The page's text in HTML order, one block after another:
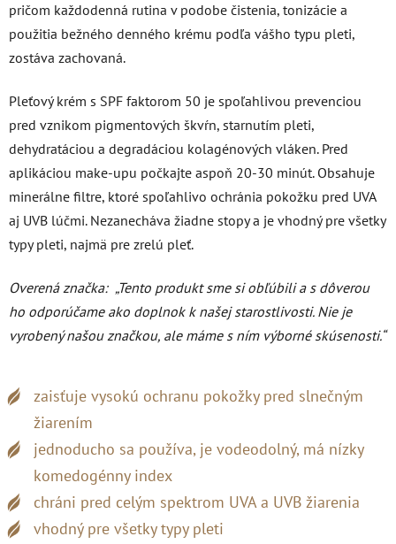
pričom každodenná rutina v podobe čistenia, tonizácie a
použitia bežného denného krému podľa vášho typu pleti,
zostáva zachovaná.
Pleťový krém s SPF faktorom 50 je spoľahlivou prevenciou
pred vznikom pigmentových škvŕn, starnutím pleti,
dehydratáciou a degradáciou kolagénových vláken. Pred
aplikáciou make-upu počkajte aspoň 20-30 minút. Obsahuje
minerálne filtre, ktoré spoľahlivo ochránia pokožku pred UVA
aj UVB lúčmi. Nezanecháva žiadne stopy a je vhodný pre všetky
typy pleti, najmä pre zrelú pleť.
Overená značka: „Tento produkt sme si obľúbili a s dôverou
ho odporúčame ako doplnok k našej starostlivosti. Nie je
vyrobený našou značkou, ale máme s ním výborné skúsenosti.“
zaisťuje vysokú ochranu pokožky pred slnečným
žiarením
jednoducho sa používa, je vodeodolný, má nízky
komedogénny index
chráni pred celým spektrom UVA a UVB žiarenia
vhodný pre všetky typy pleti